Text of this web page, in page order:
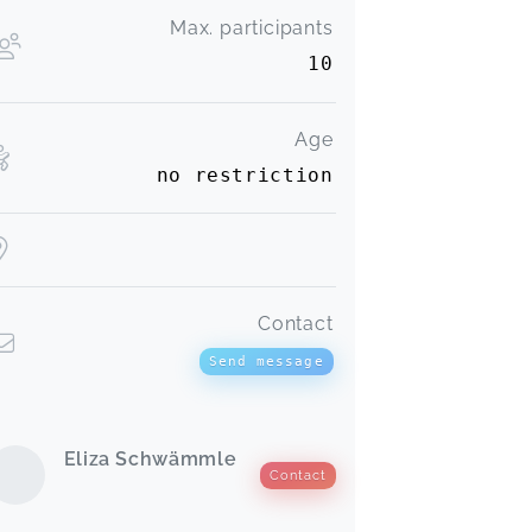
Max. participants
10
Age
no restriction
Contact
Send message
Eliza Schwämmle
Contact